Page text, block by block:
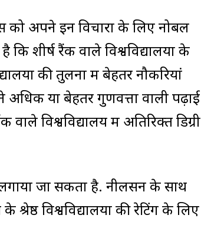
को अपने इन विचारों के लिए नोबल
शीर्ष रैंक वाले विश्वविद्यालयों के
की तुलना में बेहतर नौकरियां
अधिक या बेहतर गुणवत्ता वाली पढ़ाई
विश्वविद्यालय में अतिरिक्त डिग्री
जा सकता है. नीलसन के साथ
श्रेष्ठ विश्वविद्यालयों की रेटिंग के लिए